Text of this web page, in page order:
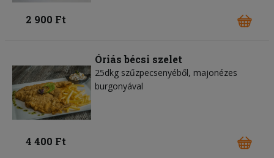
2 900 Ft
Óriás bécsi szelet
25dkg szűzpecsenyéből, majonézes
burgonyával
4 400 Ft